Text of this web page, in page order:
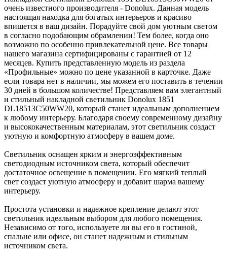
очень известного производителя - Donolux. Данная модель
настоящая находка для богатых интерьеров и красиво
впишется в ваш дизайн. Порадуйте свой дом уютным светом
в согласно подобающим обрамлении! Тем более, когда оно
возможно по особенно привлекательной цене. Все товары
нашего магазина сертифицированы с гарантией от 12
месяцев. Купить представленную модель из раздела
«Профильные» можно по цене указанной в карточке. Даже
если товара нет в наличии, мы можем его поставить в течении
30 дней в большом количестве! Представляем вам элегантный
и стильный накладной светильник Donolux 1851
DL18513C50WW20, который станет идеальным дополнением
к любому интерьеру. Благодаря своему современному дизайну
и высококачественным материалам, этот светильник создаст
уютную и комфортную атмосферу в вашем доме.
Светильник оснащен ярким и энергоэффективным
светодиодным источником света, который обеспечит
достаточное освещение в помещении. Его мягкий теплый
свет создаст уютную атмосферу и добавит шарма вашему
интерьеру.
Простота установки и надежное крепление делают этот
светильник идеальным выбором для любого помещения.
Независимо от того, используете ли вы его в гостиной,
спальне или офисе, он станет надежным и стильным
источником света.